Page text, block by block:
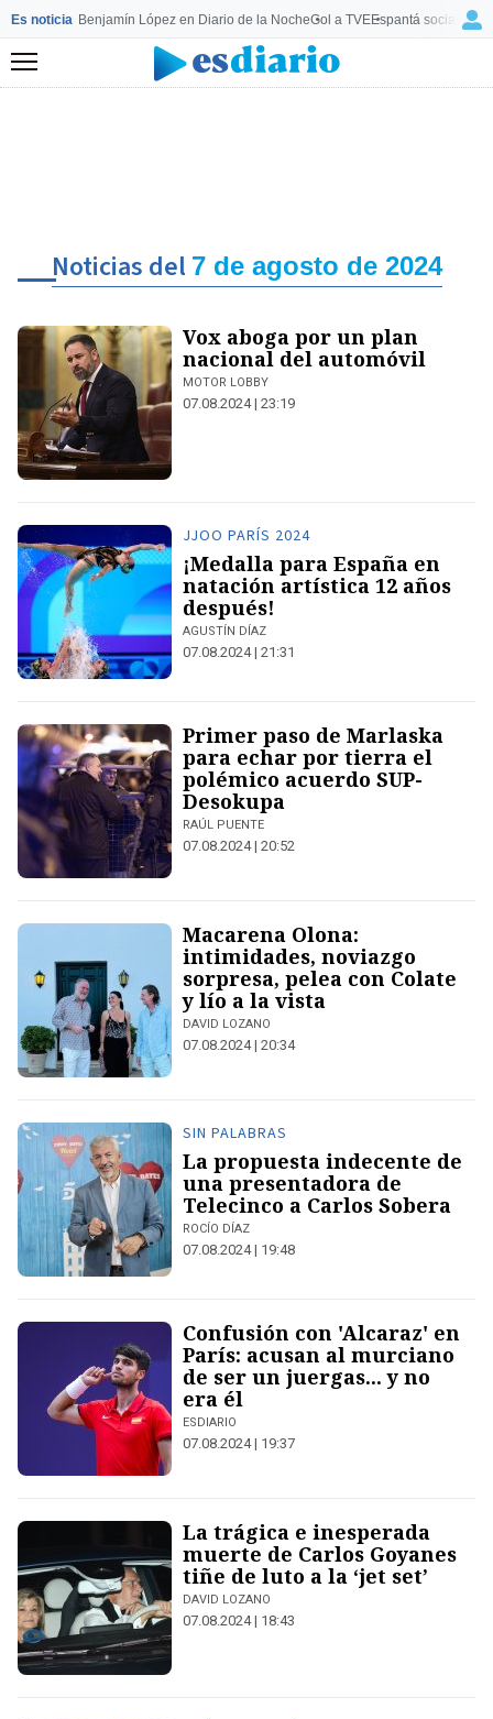
Es noticia Benjamín López en Diario de la NocheGol a TVEEspantá socialista
Menú
Noticias del 7 de agosto de 2024
Vox aboga por un plan
nacional del automóvil
MOTOR LOBBY
07.08.2024 | 23:19
JJOO PARÍS 2024
¡Medalla para España en
natación artística 12 años
después!
AGUSTÍN DÍAZ
07.08.2024 | 21:31
Primer paso de Marlaska
para echar por tierra el
polémico acuerdo SUP-
Desokupa
RAÚL PUENTE
07.08.2024 | 20:52
Macarena Olona:
intimidades, noviazgo
sorpresa, pelea con Colate
y lío a la vista
DAVID LOZANO
07.08.2024 | 20:34
SIN PALABRAS
La propuesta indecente de
una presentadora de
Telecinco a Carlos Sobera
ROCÍO DÍAZ
07.08.2024 | 19:48
Confusión con 'Alcaraz' en
París: acusan al murciano
de ser un juergas... y no
era él
ESDIARIO
07.08.2024 | 19:37
La trágica e inesperada
muerte de Carlos Goyanes
tiñe de luto a la ‘jet set’
DAVID LOZANO
07.08.2024 | 18:43